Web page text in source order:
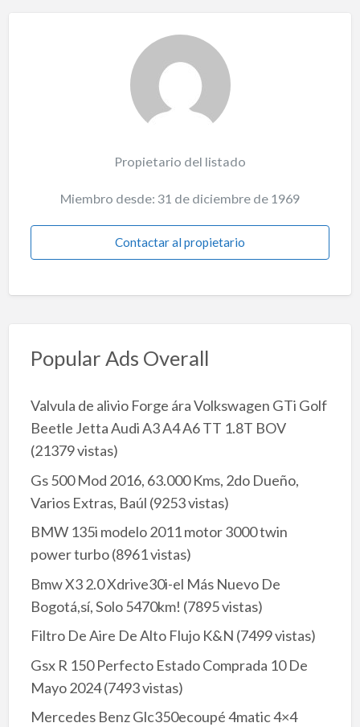
Propietario del listado
Miembro desde: 31 de diciembre de 1969
Contactar al propietario
Popular Ads Overall
Valvula de alivio Forge ára Volkswagen GTi Golf
Beetle Jetta Audi A3 A4 A6 TT 1.8T BOV
(21379 vistas)
Gs 500 Mod 2016, 63.000 Kms, 2do Dueño,
Varios Extras, Baúl (9253 vistas)
BMW 135i modelo 2011 motor 3000 twin
power turbo(8961 vistas)
Bmw X3 2.0 Xdrive30i-el Más Nuevo De
Bogotá,sí, Solo 5470km! (7895 vistas)
Filtro De Aire De Alto Flujo K&N (7499 vistas)
Gsx R 150 Perfecto Estado Comprada 10 De
Mayo 2024(7493 vistas)
Mercedes Benz Glc350ecoupé 4matic 4×4